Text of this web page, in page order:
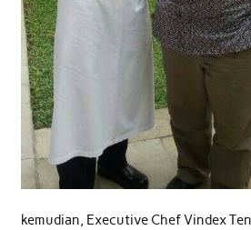
kemudian, Executive Chef Vindex